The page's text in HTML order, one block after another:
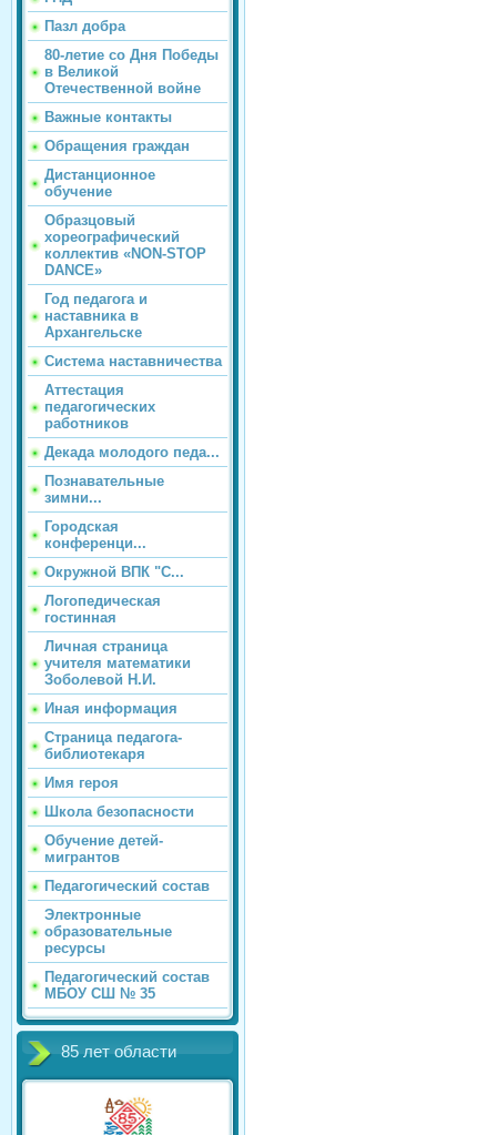
Пазл добра
80-летие со Дня Победы
в Великой
Отечественной войне
Важные контакты
Обращения граждан
Дистанционное
обучение
Образцовый
хореографический
коллектив «NON-STOP
DANCE»
Год педагога и
наставника в
Архангельске
Система наставничества
Аттестация
педагогических
работников
Декада молодого педа...
Познавательные
зимни...
Городская
конференци...
Окружной ВПК "С...
Логопедическая
гостинная
Личная страница
учителя математики
Зоболевой Н.И.
Иная информация
Страница педагога-
библиотекаря
Имя героя
Школа безопасности
Обучение детей-
мигрантов
Педагогический состав
Электронные
образовательные
ресурсы
Педагогический состав
МБОУ СШ № 35
85 лет области